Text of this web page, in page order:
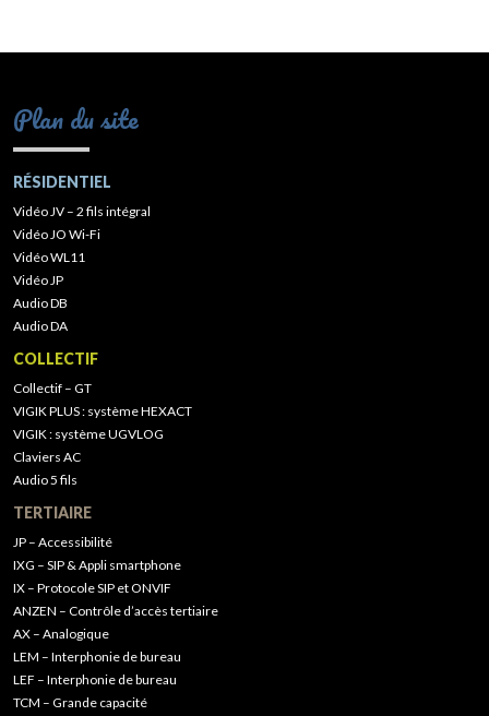
Plan du site
RÉSIDENTIEL
Vidéo JV – 2 fils intégral
Vidéo JO Wi-Fi
Vidéo WL11
Vidéo JP
Audio DB
Audio DA
COLLECTIF
Collectif – GT
VIGIK PLUS : système HEXACT
VIGIK : système UGVLOG
Claviers AC
Audio 5 fils
TERTIAIRE
JP – Accessibilité
IXG – SIP & Appli smartphone
IX – Protocole SIP et ONVIF
ANZEN – Contrôle d’accès tertiaire
AX – Analogique
LEM – Interphonie de bureau
LEF – Interphonie de bureau
TCM – Grande capacité